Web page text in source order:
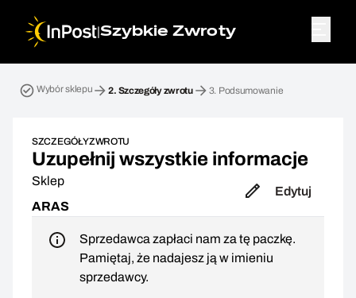
|Szybkie Zwroty
Wybór sklepu 2. Szczegóły zwrotu 3. Podsumowanie
SZCZEGÓŁY ZWROTU
Uzupełnij wszystkie informacje
Sklep
ARAS
Edytuj
Sprzedawca zapłaci nam za tę paczkę.
Pamiętaj, że nadajesz ją w imieniu
sprzedawcy.